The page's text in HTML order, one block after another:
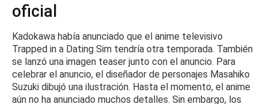
oficial
Kadokawa había anunciado que el anime televisivo
Trapped in a Dating Sim tendría otra temporada. También
se lanzó una imagen teaser junto con el anuncio. Para
celebrar el anuncio, el diseñador de personajes Masahiko
Suzuki dibujó una ilustración. Hasta el momento, el anime
aún no ha anunciado muchos detalles. Sin embargo, los